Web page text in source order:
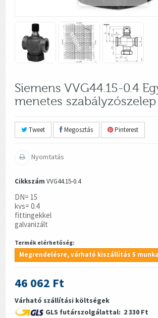
Siemens VVG44.15-0.4
menetes szabályzószelep
Tweet Megosztás Pinterest
Nyomtatás
Cikkszám VVG44.15-0.4
DN= 15
kvs= 0.4
fittingekkel
galvanizált
Termék elérhetőség:
Megrendelésre, várható kiszállítás 5
46 062 Ft
Várható szállítási költségek
GLS futárszolgálattal: 2 330 Ft